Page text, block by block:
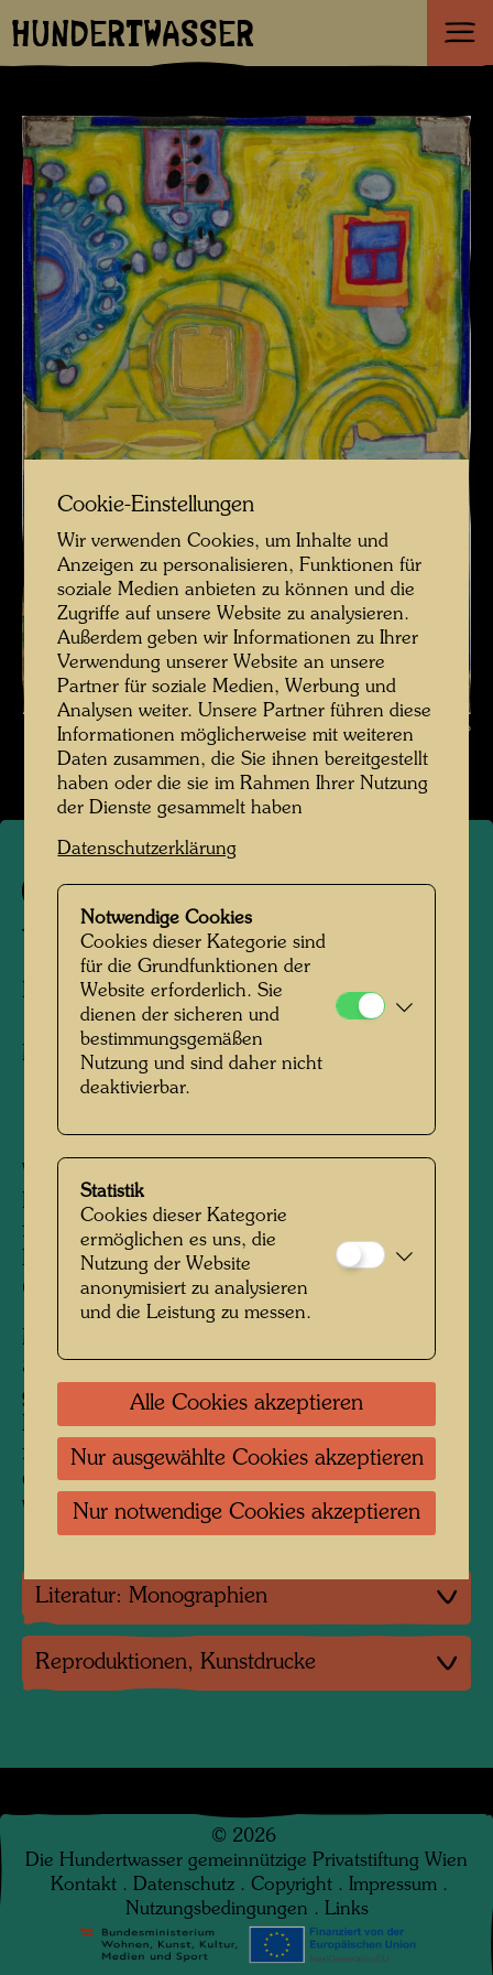
HUNDERTWASSER
© Sotheby's Milano
892
YELLOW LAKE
LE LAC JAUNE
Mixed media
1987
Watercolour painted in Papeari, Tahiti,
December 14, 1985 - glued on linen 1987 -
finished Hahnsäge, summer 1987 - signed
Hahnsäge, December 16, 1987
600 mm x 450 mm
Mixed media: Aquarell auf Probedruck von
846A WINDOW RIGHT und teilweise
grundiertem Reispapier, 1987; mit Zellulose
Kleber und Polyvinyl auf Leinen aufgeklebt;
fertig gemalt mit Acryl Grundierung und Lack;
Gold- und Silberauflagen appliziert von Ralf
Wittig, Zwettl
Literatur: Monographien
Reproduktionen, Kunstdrucke
© 2026
Die Hundertwasser gemeinnützige Privatstiftung Wien
Kontakt . Datenschutz . Copyright . Impressum .
Nutzungsbedingungen . Links
Cookie-Einstellungen
Wir verwenden Cookies, um Inhalte und
Anzeigen zu personalisieren, Funktionen für
soziale Medien anbieten zu können und die
Zugriffe auf unsere Website zu analysieren.
Außerdem geben wir Informationen zu Ihrer
Verwendung unserer Website an unsere
Partner für soziale Medien, Werbung und
Analysen weiter. Unsere Partner führen diese
Informationen möglicherweise mit weiteren
Daten zusammen, die Sie ihnen bereitgestellt
haben oder die sie im Rahmen Ihrer Nutzung
der Dienste gesammelt haben
Datenschutzerklärung
Notwendige Cookies
Cookies dieser Kategorie sind
für die Grundfunktionen der
Website erforderlich. Sie
dienen der sicheren und
bestimmungsgemäßen
Nutzung und sind daher nicht
deaktivierbar.
Statistik
Cookies dieser Kategorie
ermöglichen es uns, die
Nutzung der Website
anonymisiert zu analysieren
und die Leistung zu messen.
Alle Cookies akzeptieren
Nur ausgewählte Cookies akzeptieren
Nur notwendige Cookies akzeptieren